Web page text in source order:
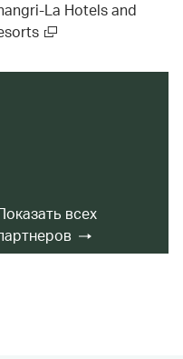
La Hotels and
всех